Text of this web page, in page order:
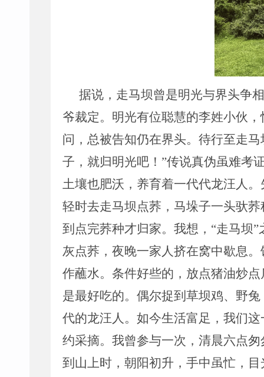
据说，走马坝曾是明光与界头争
爷裁定。明光有位聪慧的李姓小伙
问，总被告知仍在界头。待行至走
子，就归明光吧！ ”传说真伪虽难考
土壤也肥沃，养育着一代代龙汪人
轻时去走马坝点荞，马垛子一头驮
到点完荞种才归家。我想， “走马坝”
灰点荞，夜晚一家人挤在窝中歇息
作蘸水。条件好些的，放点猪油炒
是最好吃的。偶尔捉到草坝鸡、野
代的龙汪人。如今生活富足，我们
约采摘。我曾参与一次，清晨六点
到山上时，朝阳初升，手中虽忙，